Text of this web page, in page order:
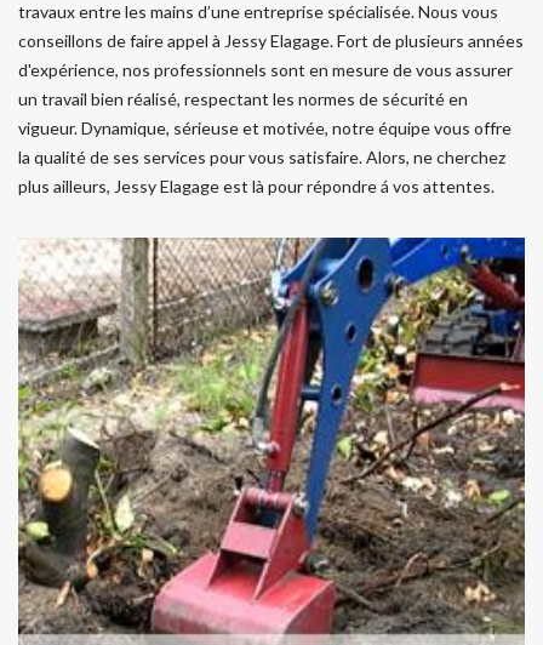
travaux entre les mains d’une entreprise spécialisée. Nous vous
conseillons de faire appel à Jessy Elagage. Fort de plusieurs années
d'expérience, nos professionnels sont en mesure de vous assurer
un travail bien réalisé, respectant les normes de sécurité en
vigueur. Dynamique, sérieuse et motivée, notre équipe vous offre
la qualité de ses services pour vous satisfaire. Alors, ne cherchez
plus ailleurs, Jessy Elagage est là pour répondre á vos attentes.